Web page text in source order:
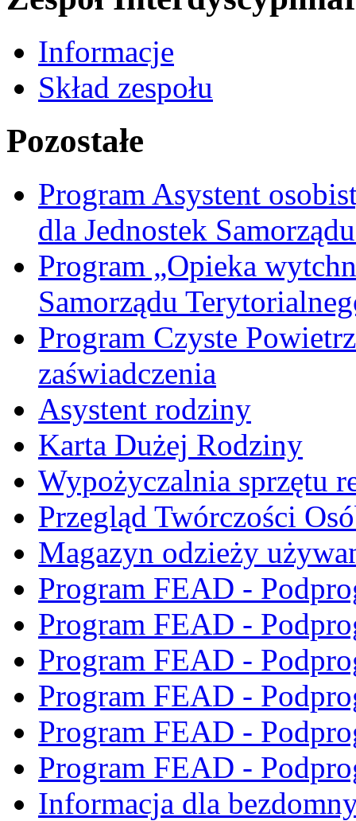
Informacje
Skład zespołu
Pozostałe
Program Asystent
dla Jednostek
Program „Opieka
Samorządu
Program Czyste
zaświadczenia
Asystent rodziny
Karta Dużej Rodziny
Wypożyczalnia sprzętu
Przegląd Twórczości
Magazyn odzieży
Program FEAD -
Program FEAD -
Program FEAD -
Program FEAD -
Program FEAD -
Program FEAD -
Informacja dla